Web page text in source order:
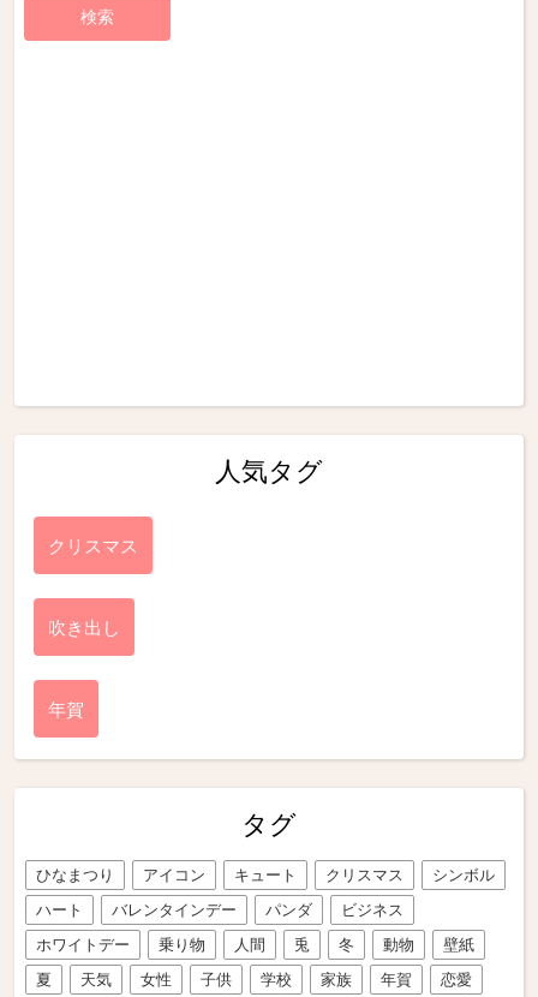
人気タグ
クリスマス
吹き出し
年賀
タグ
ひなまつり アイコン キュート クリスマス
シンボル
ハート
バレンタインデー パンダ
ビジネス
ホワイトデー
乗り物 人間 兎 冬 動物
壁紙
夏
天気 女性 子供 学校 家族 年賀
恋愛